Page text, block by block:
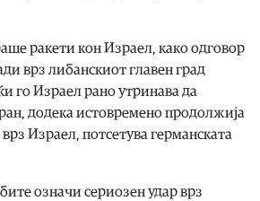
ракети кон Израел, како одговор
врз либанскиот главен град
го Израел рано утринава да
додека истовремено продолжија
Израел, потсетува германската
означи сериозен удар врз